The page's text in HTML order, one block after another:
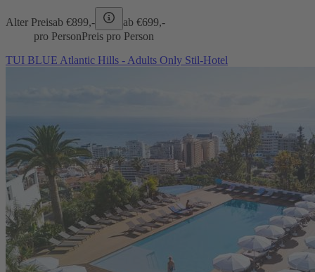
Alter Preisab €899,- ab €699,-
pro PersonPreis pro Person
TUI BLUE Atlantic Hills - Adults Only Stil-Hotel